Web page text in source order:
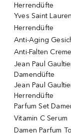
Herrendüfte
Yves Saint
Herrendüfte
Anti-Aging
Anti-Falten Creme
Jean Paul
Damendüfte
Jean Paul
Herrendüfte
Parfum Set
Vitamin C Serum
Damen Parfum